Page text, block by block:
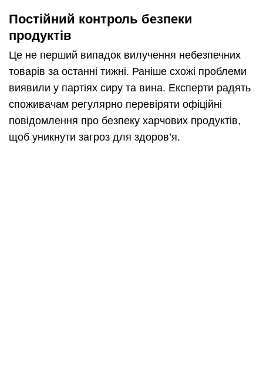
Постійний контроль безпеки
продуктів
Це не перший випадок вилучення небезпечних
товарів за останні тижні. Раніше схожі проблеми
виявили у партіях сиру та вина. Експерти радять
споживачам регулярно перевіряти офіційні
повідомлення про безпеку харчових продуктів,
щоб уникнути загроз для здоров’я.